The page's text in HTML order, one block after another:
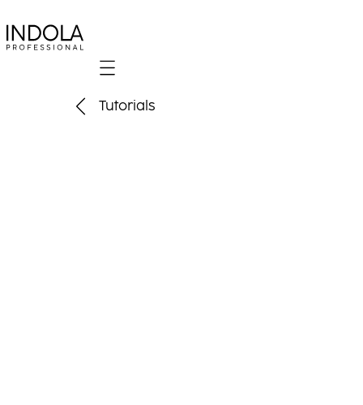
Mobile navigation
Tutorials